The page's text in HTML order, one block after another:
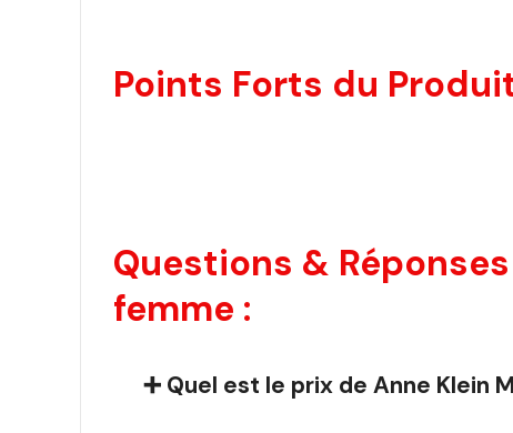
Points Forts du
Questions &
femme :
➕ Quel est le prix de Anne